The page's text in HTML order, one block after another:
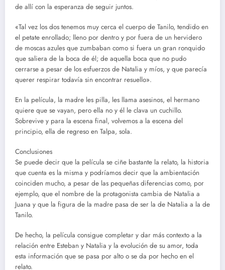
de allí con la esperanza de seguir juntos.
«Tal vez los dos tenemos muy cerca el cuerpo de Tanilo, tendido en
el petate enrollado; lleno por dentro y por fuera de un hervidero
de moscas azules que zumbaban como si fuera un gran ronquido
que saliera de la boca de él; de aquella boca que no pudo
cerrarse a pesar de los esfuerzos de Natalia y míos, y que parecía
querer respirar todavía sin encontrar resuello».
En la película, la madre les pilla, les llama asesinos, el hermano
quiere que se vayan, pero ella no y él le clava un cuchillo.
Sobrevive y para la escena final, volvemos a la escena del
principio, ella de regreso en Talpa, sola.
Conclusiones
Se puede decir que la película se ciñe bastante la relato, la historia
que cuenta es la misma y podríamos decir que la ambientación
coinciden mucho, a pesar de las pequeñas diferencias como, por
ejemplo, que el nombre de la protagonista cambia de Natalia a
Juana y que la figura de la madre pasa de ser la de Natalia a la de
Tanilo.
De hecho, la película consigue completar y dar más contexto a la
relación entre Esteban y Natalia y la evolución de su amor, toda
esta información que se pasa por alto o se da por hecho en el
relato.